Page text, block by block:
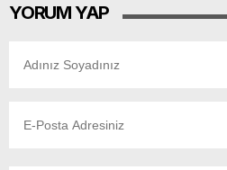
YORUM YAP